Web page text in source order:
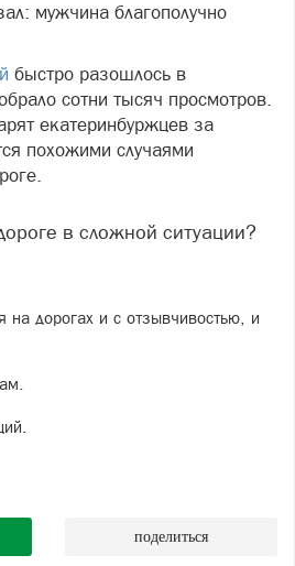
мужчина благополучно
быстро разошлось в
сотни тысяч просмотров.
екатеринбуржцев за
похожими случаями
в сложной ситуации?
на дорогах и с отзывчивостью, и
поделиться